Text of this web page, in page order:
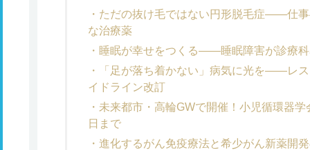
ただの抜け毛ではない円形脱毛症――仕
な治療薬
睡眠が幸せをつくる――睡眠障害が診療
「足が落ち着かない」病気に光を――レ
イドライン改訂
未来都市・高輪GWで開催！小児循環器
日まで
進化するがん免疫療法と希少がん新薬開